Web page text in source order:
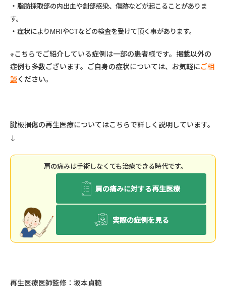
脂肪採取部の内出血や創部感染、傷跡などが起こることがありま
す。
症状によりMRIやCTなどの検査を受けて頂く事があります。
※こちらでご紹介している症例は一部の患者様です。掲載以外の
症例も多数ございます。ご自身の症状については、お気軽にご相
談ください。
腱板損傷の再生医療についてはこちらで詳しく説明しています。
↓
肩の痛みは⼿術しなくても治療できる時代です。
肩の痛みに対する再生医療
実際の症例を見る
再生医療医師監修：坂本貞範